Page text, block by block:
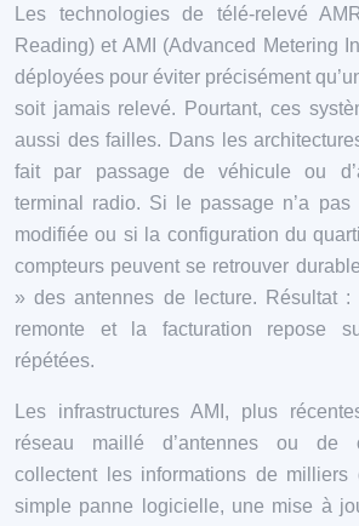
Les technologies de télé-relevé
Reading) et AMI (Advanced Metering
déployées pour éviter précisément
soit jamais relevé. Pourtant, ces
aussi des failles. Dans les
fait par passage de véhicule ou
terminal radio. Si le passage n’a
modifiée ou si la configuration du
compteurs peuvent se retrouver
» des antennes de lecture. Résultat :
remonte et la facturation repose
répétées.
Les infrastructures AMI, plus
réseau maillé d’antennes ou de
collectent les informations de milliers
simple panne logicielle, une mise à